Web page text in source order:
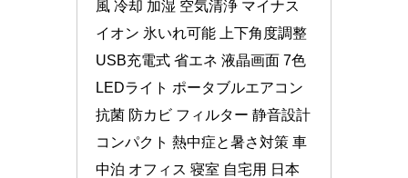
風 冷却 加湿 空気清浄 マイナス
イオン 氷いれ可能 上下角度調整
USB充電式 省エネ 液晶画面 7色
LEDライト ポータブルエアコン
抗菌 防カビ フィルター 静音設計
コンパクト 熱中症と暑さ対策 車
中泊 オフィス 寝室 自宅用 日本